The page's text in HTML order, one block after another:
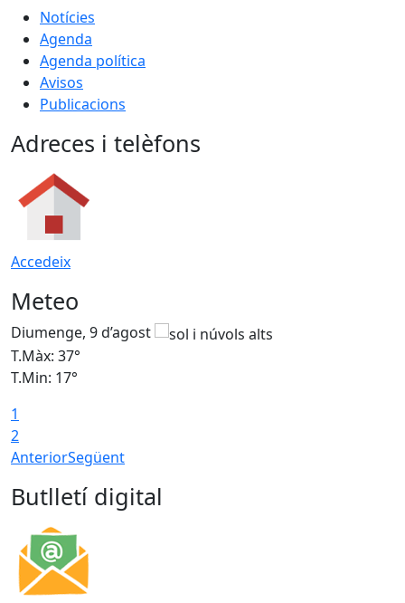
Notícies
Agenda
Agenda política
Avisos
Publicacions
Adreces i telèfons
Accedeix
Meteo
Diumenge, 9 d’agost
T.Màx: 37°
T.Min: 17°
1
2
AnteriorSegüent
Butlletí digital